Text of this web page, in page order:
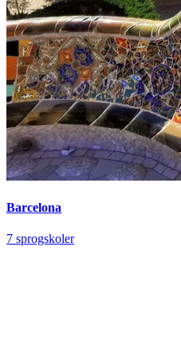
Barcelona
7 sprogskoler